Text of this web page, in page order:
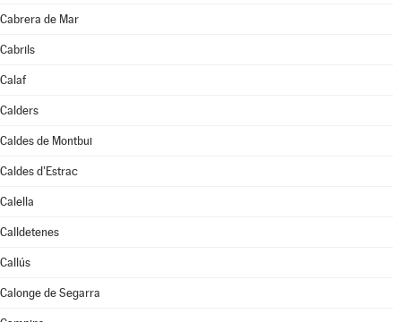
Cabrera de Mar
Cabrils
Calaf
Calders
Caldes de Montbui
Caldes d'Estrac
Calella
Calldetenes
Callús
Calonge de Segarra